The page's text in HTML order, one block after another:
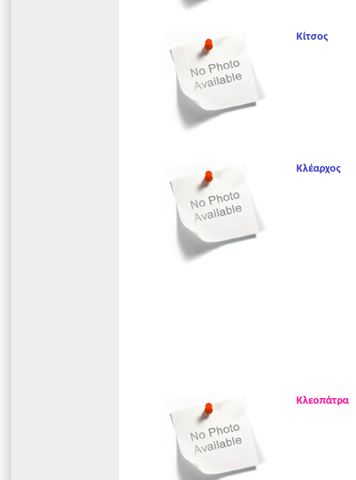
Κίτσος
Κλέαρχος
Κλεοπάτρα